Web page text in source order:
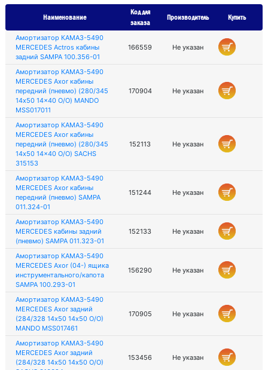
Наименование
Код для
заказа
Производитель Купить
Амортизатор КАМАЗ-5490
MERCEDES Actros кабины
задний SAMPA 100.356-01
166559 Не указан
Амортизатор КАМАЗ-5490
MERCEDES Axor кабины
передний (пневмо) (280/345
14x50 14x40 O/O) MANDO
MSS017011
170904 Не указан
Амортизатор КАМАЗ-5490
MERCEDES Axor кабины
передний (пневмо) (280/345
14x50 14x40 O/O) SACHS
315153
152113 Не указан
Амортизатор КАМАЗ-5490
MERCEDES Axor кабины
передний (пневмо) SAMPA
011.324-01
151244 Не указан
Амортизатор КАМАЗ-5490
MERCEDES кабины задний
(пневмо) SAMPA 011.323-01
152133 Не указан
Амортизатор КАМАЗ-5490
MERCEDES Axor (04-) ящика
инструментального/капота
SAMPA 100.293-01
156290 Не указан
Амортизатор КАМАЗ-5490
MERCEDES Aхor задний
(284/328 14х50 14х50 О/О)
MANDO MSS017461
170905 Не указан
Амортизатор КАМАЗ-5490
MERCEDES Aхor задний
(284/328 14х50 14х50 О/О)
153456 Не указан